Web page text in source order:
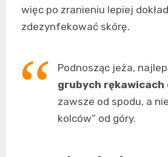
więc po zranieniu lepiej
zdezynfekować skórę.
Podnosząc jeża,
grubych rękawicach
zawsze od spodu, a
kolców” od góry.